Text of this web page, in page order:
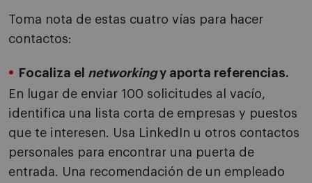
Toma nota de estas cuatro vías para hacer
contactos:
Focaliza el networkingy aporta referencias.
En lugar de enviar 100 solicitudes al vacío,
identifica una lista corta de empresas y puestos
que te interesen. Usa LinkedIn u otros contactos
personales para encontrar una puerta de
entrada. Una recomendación de un empleado